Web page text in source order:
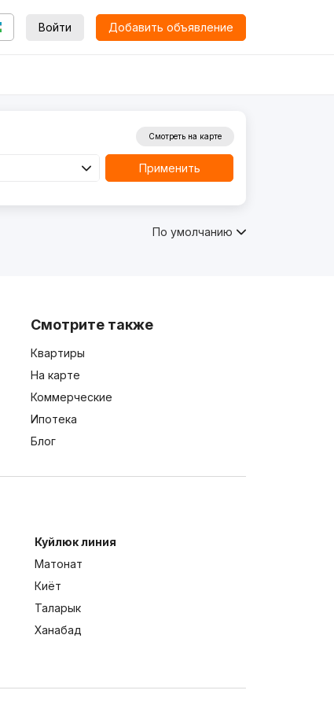
Войти Добавить объявление
Смотреть на карте
Применить
По умолчанию
Смотрите также
Квартиры
На карте
Коммерческие
Ипотека
Блог
Куйлюк линия
Матонат
Киёт
Таларык
Ханабад